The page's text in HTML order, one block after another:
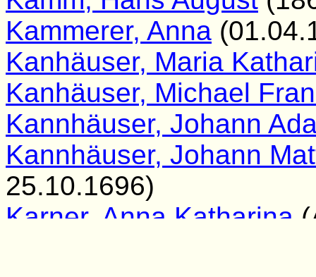
Kammerer, Anna
Kanhäuser, Maria
Kanhäuser, Michael
Kannhäuser, Johann
Kannhäuser, Johann
25.10.1696)
Karner, Anna Katharina